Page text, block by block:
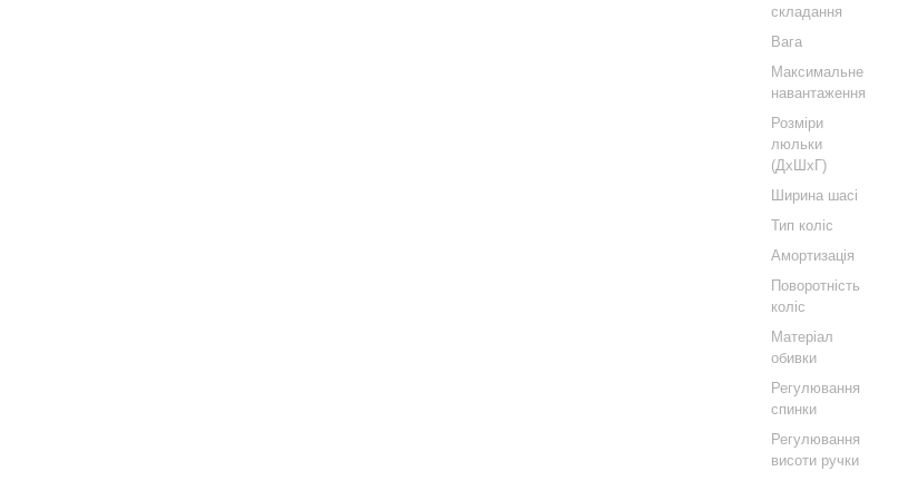
складання
Вага
Максимальне
навантаження
Розміри
люльки
(ДхШхГ)
Ширина шасі
Тип коліс
Амортизація
Поворотність
коліс
Матеріал
обивки
Регулювання
спинки
Регулювання
висоти ручки